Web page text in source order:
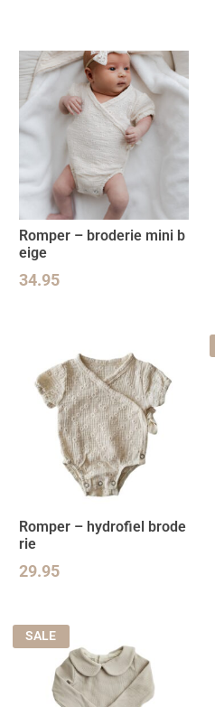
Romper – broderie mini b
eige
34.95
Romper – hydrofiel brode
rie
29.95
SALE